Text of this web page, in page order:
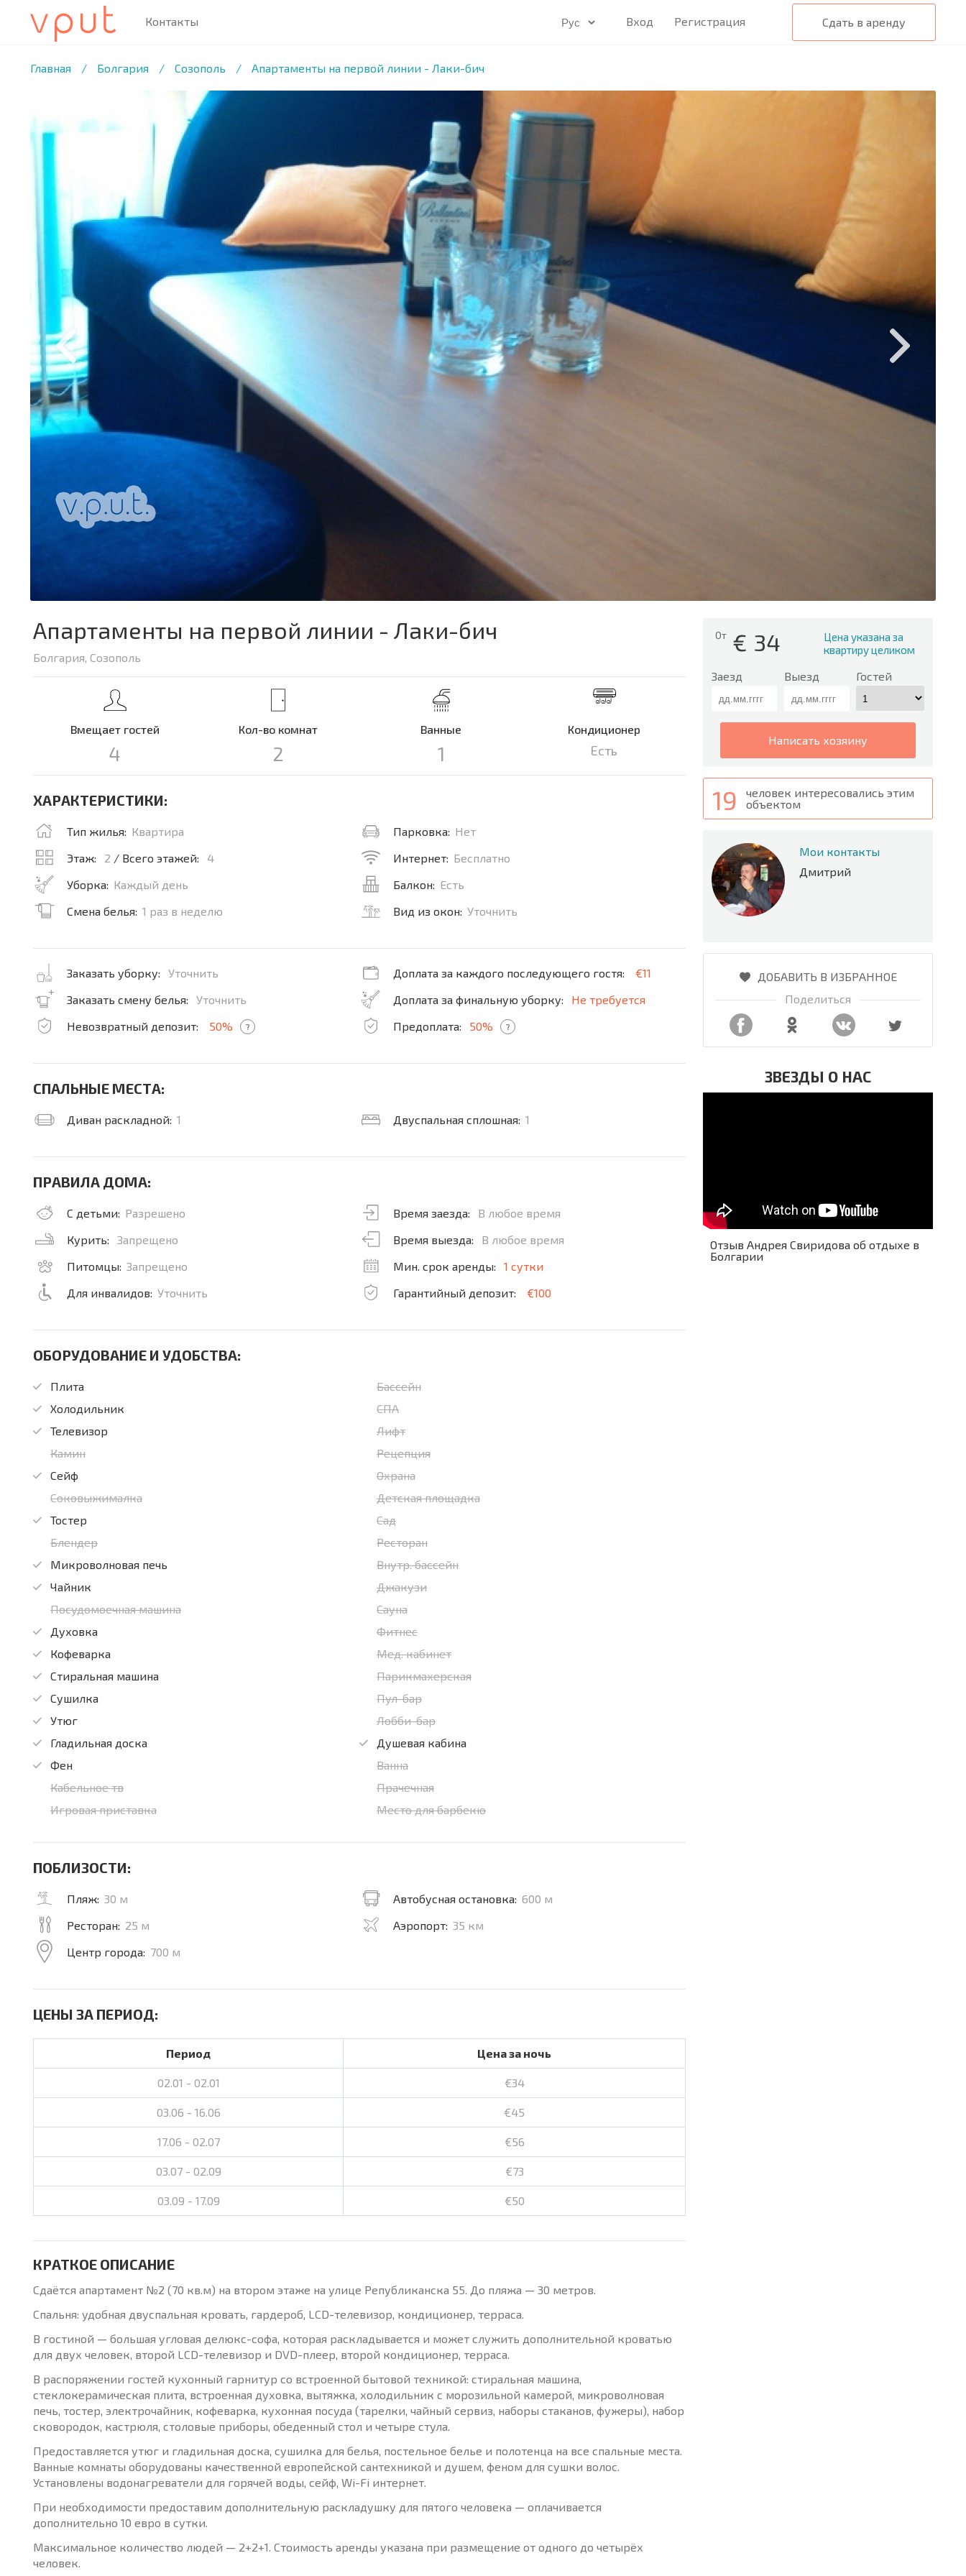
Сдать в аренду
Вход Регистрация
Контакты
Главная / Болгария / Созополь / Апартаменты на первой линии - Лаки-бич
1 /34 ФОТО
От € 34
Цена указана за
квартиру целиком
Заезд Выезд Гостей
написать хозяину
19
человек интересовались этим
объектом
Мои контакты
Дмитрий
ДОБАВИТЬ В ИЗБРАННОЕ
Поделиться
ЗВЕЗДЫ О НАС
Отзыв Андрея Свиридова об отдыхе в
Болгарии
Апартаменты на первой линии - Лаки-бич
Болгария, Созополь
Вмещает гостей
4
Кол-во комнат
2
Ванные
1
Кондиционер
Есть
ХАРАКТЕРИСТИКИ:
Тип жилья: Квартира
Этаж:
2 / Всего этажей:
4
Уборка: Каждый день
Смена белья: 1 раз в неделю
Парковка: Нет
Интернет: Бесплатно
Балкон: Есть
Вид из окон: Уточнить
Заказать уборку:
Уточнить
Заказать смену белья:
Уточнить
Невозвратный депозит:
50% ?
Доплата за каждого последующего гостя:
€11
Доплата за финальную уборку:
Не требуется
Предоплата:
50% ?
СПАЛЬНЫЕ МЕСТА:
Диван раскладной: 1 Двуспальная сплошная: 1
ПРАВИЛА ДОМА:
С детьми: Разрешено
Курить:
Запрещено
Питомцы: Запрещено
Для инвалидов: Уточнить
Время заезда:
В любое время
Время выезда:
В любое время
Мин. срок аренды:
1 сутки
Гарантийный депозит:
€100
ОБОРУДОВАНИЕ И УДОБСТВА:
Плита
Холодильник
Телевизор
Камин
Сейф
Соковыжималка
Тостер
Блендер
Микроволновая печь
Чайник
Посудомоечная машина
Духовка
Кофеварка
Стиральная машина
Сушилка
Утюг
Гладильная доска
Фен
Кабельное тв
Игровая приставка
Бассейн
СПА
Лифт
Рецепция
Охрана
Детская площадка
Сад
Ресторан
Внутр. бассейн
Джакузи
Сауна
Фитнес
Мед. кабинет
Парикмахерская
Пул-бар
Лобби-бар
Душевая кабина
Ванна
Прачечная
Место для барбекю
ПОБЛИЗОСТИ:
Пляж: 30 м
Ресторан: 25 м
Центр города: 700 м
Автобусная остановка: 600 м
Аэропорт: 35 км
ЦЕНЫ ЗА ПЕРИОД:
Период Цена за ночь
02.01 - 02.01 €34
03.06 - 16.06 €45
17.06 - 02.07 €56
03.07 - 02.09 €73
03.09 - 17.09 €50
КРАТКОЕ ОПИСАНИЕ
Сдаётся апартамент №2 (70 кв.м) на втором этаже на улице Републиканска 55. До пляжа — 30 метров.
Спальня: удобная двуспальная кровать, гардероб, LCD-телевизор, кондиционер, терраса.
В гостиной — большая угловая делюкс-софа, которая раскладывается и может служить дополнительной кроватью
для двух человек, второй LCD-телевизор и DVD-плеер, второй кондиционер, терраса.
В распоряжении гостей кухонный гарнитур со встроенной бытовой техникой: стиральная машина,
стеклокерамическая плита, встроенная духовка, вытяжка, холодильник с морозильной камерой, микроволновая
печь, тостер, электрочайник, кофеварка, кухонная посуда (тарелки, чайный сервиз, наборы стаканов, фужеры), набор
сковородок, кастрюля, столовые приборы, обеденный стол и четыре стула.
Предоставляется утюг и гладильная доска, сушилка для белья, постельное белье и полотенца на все спальные места.
Ванные комнаты оборудованы качественной европейской сантехникой и душем, феном для сушки волос.
Установлены водонагреватели для горячей воды, сейф, Wi-Fi интернет.
При необходимости предоставим дополнительную раскладушку для пятого человека — оплачивается
дополнительно 10 евро в сутки.
Максимальное количество людей — 2+2+1. Стоимость аренды указана при размещение от одного до четырёх
человек.